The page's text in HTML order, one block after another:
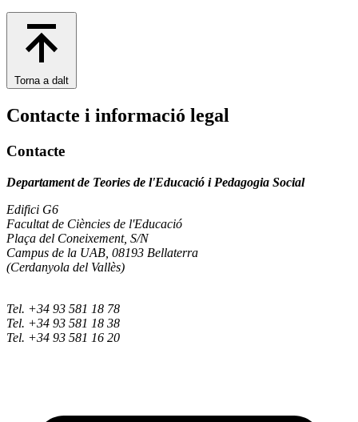
Torna a dalt
Contacte i informació legal
Contacte
Departament de Teories de l'Educació i Pedagogia Social
Edifici G6
Facultat de Ciències de l'Educació
Plaça del Coneixement, S/N
Campus de la UAB, 08193 Bellaterra
(Cerdanyola del Vallès)
Tel. +34 93 581 18 78
Tel. +34 93 581 18 38
Tel. +34 93 581 16 20